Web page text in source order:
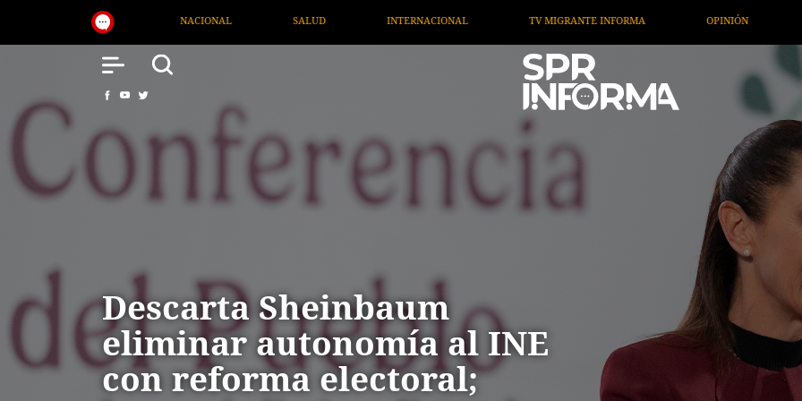
INTERNACIONAL TV MIGRANTE INFORMA OPINIÓN ARTÍCULOS ARTE /
Descarta Sheinbaum
eliminar autonomía al INE
con reforma electoral;